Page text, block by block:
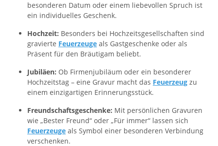
besonderen Datum oder einem liebevollen Spruch ist
ein individuelles Geschenk.
Hochzeit: Besonders bei Hochzeitsgesellschaften sind
gravierte Feuerzeuge als Gastgeschenke oder als
Präsent für den Bräutigam beliebt.
Jubiläen: Ob Firmenjubiläum oder ein besonderer
Hochzeitstag – eine Gravur macht das Feuerzeug zu
einem einzigartigen Erinnerungsstück.
Freundschaftsgeschenke: Mit persönlichen Gravuren
wie „Bester Freund“ oder „Für immer“ lassen sich
Feuerzeuge als Symbol einer besonderen Verbindung
verschenken.